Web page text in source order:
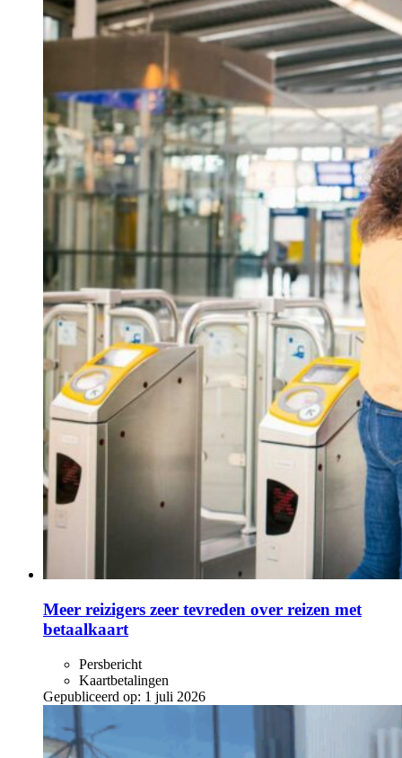
Meer reizigers zeer tevreden over reizen met
betaalkaart
Persbericht
Kaartbetalingen
Gepubliceerd op: 1 juli 2026